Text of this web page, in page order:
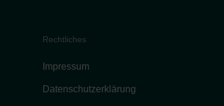
Rechtliches
Impressum
Datenschutzerklärung